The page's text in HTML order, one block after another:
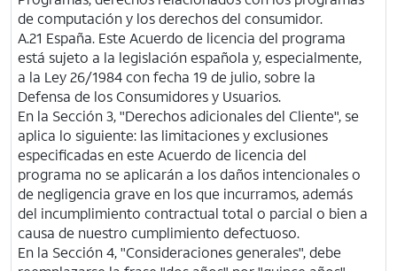
de computación y los derechos del consumidor.
A.21 España. Este Acuerdo de licencia del programa
está sujeto a la legislación española y, especialmente,
a la Ley 26/1984 con fecha 19 de julio, sobre la
Defensa de los Consumidores y Usuarios.
En la Sección 3, "Derechos adicionales del Cliente", se
aplica lo siguiente: las limitaciones y exclusiones
especificadas en este Acuerdo de licencia del
programa no se aplicarán a los daños intencionales o
de negligencia grave en los que incurramos, además
del incumplimiento contractual total o parcial o bien a
causa de nuestro cumplimiento defectuoso.
En la Sección 4, "Consideraciones generales", debe